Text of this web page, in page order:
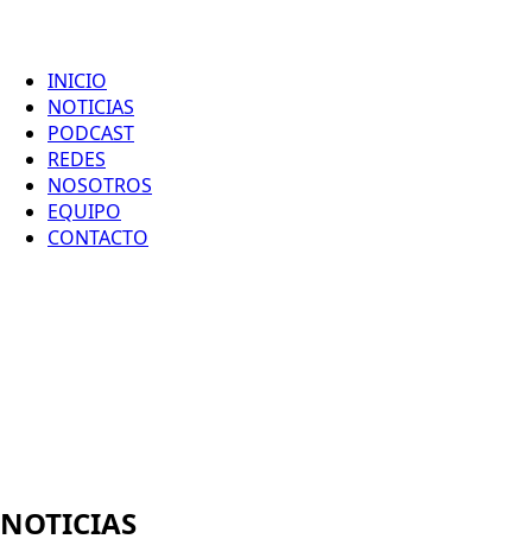
INICIO
NOTICIAS
PODCAST
REDES
NOSOTROS
EQUIPO
CONTACTO
NOTICIAS